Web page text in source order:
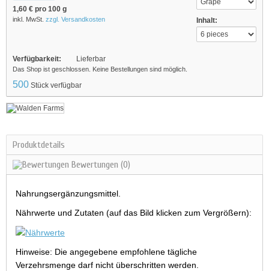
Inhalt:
1,60 € pro 100 g
inkl. MwSt. zzgl. Versandkosten
Verfügbarkeit: Lieferbar
Das Shop ist geschlossen. Keine Bestellungen sind möglich.
500 Stück verfügbar
Produktdetails
Bewertungen (0)
Nahrungsergänzungsmittel.
Nährwerte und Zutaten (auf das Bild klicken zum Vergrößern):
Hinweise: Die angegebene empfohlene tägliche
Verzehrsmenge darf nicht überschritten werden.